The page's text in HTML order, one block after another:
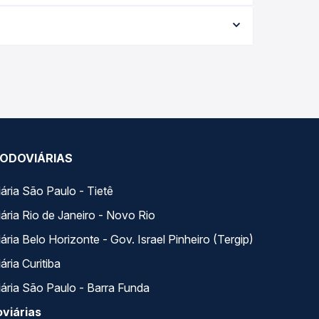
garante a melhor oferta para o seu roteiro.
São Paulo - Tietê
Rio de Janeiro - Novo Rio
Belo Horizonte - Gov. Israel Pinheiro (Tergip)
Curitiba
São Paulo - Barra Funda